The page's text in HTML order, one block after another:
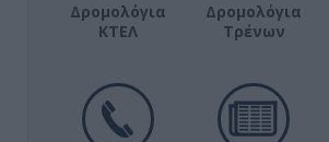
Δρομολόγια
ΚΤΕΛ
Δρομολόγια
Τρένων